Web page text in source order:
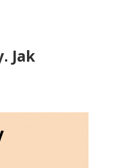
Jak